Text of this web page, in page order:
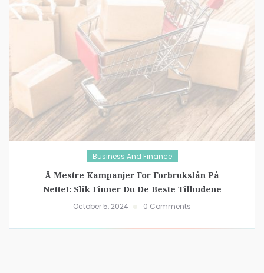
Business And Finance
Å Mestre Kampanjer For Forbrukslån På
Nettet: Slik Finner Du De Beste Tilbudene
October 5, 2024 0 Comments